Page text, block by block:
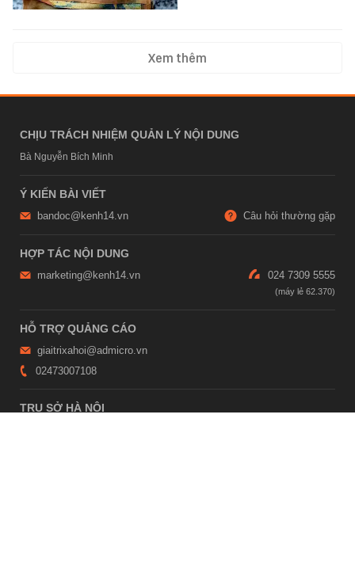
Xem thêm
CHỊU TRÁCH NHIỆM QUẢN LÝ NỘI DUNG
Bà Nguyễn Bích Minh
Ý KIẾN BÀI VIẾT
bandoc@kenh14.vn Câu hỏi thường gặp
HỢP TÁC NỘI DUNG
marketing@kenh14.vn 024 7309 5555
HỖ TRỢ QUẢNG CÁO
giaitrixahoi@admicro.vn
02473007108
TRỤ SỞ HÀ NỘI